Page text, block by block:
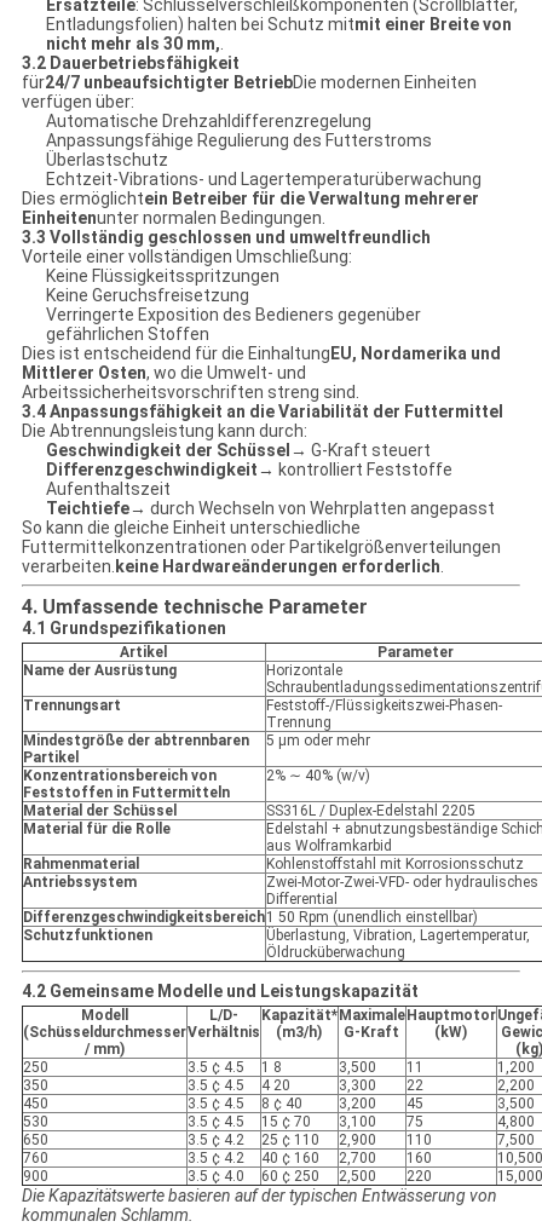
Ersatzteile: Schlüsselverschleißkomponenten (Scrollblätter,
Entladungsfolien) halten bei Schutz mitmit einer Breite von
nicht mehr als 30 mm,.
3.2 Dauerbetriebsfähigkeit
für24/7 unbeaufsichtigter BetriebDie modernen Einheiten
verfügen über:
Automatische Drehzahldifferenzregelung
Anpassungsfähige Regulierung des Futterstroms
Überlastschutz
Echtzeit-Vibrations- und Lagertemperaturüberwachung
Dies ermöglichtein Betreiber für die Verwaltung mehrerer
Einheitenunter normalen Bedingungen.
3.3 Vollständig geschlossen und umweltfreundlich
Vorteile einer vollständigen Umschließung:
Keine Flüssigkeitsspritzungen
Keine Geruchsfreisetzung
Verringerte Exposition des Bedieners gegenüber
gefährlichen Stoffen
Dies ist entscheidend für die Einhaltung EU, Nordamerika und
Mittlerer Osten, wo die Umwelt- und
Arbeitssicherheitsvorschriften streng sind.
3.4 Anpassungsfähigkeit an die Variabilität der Futtermittel
Die Abtrennungsleistung kann durch:
Geschwindigkeit der Schüssel → G-Kraft steuert
Differenzgeschwindigkeit→ kontrolliert Feststoffe
Aufenthaltszeit
Teichtiefe→ durch Wechseln von Wehrplatten angepasst
So kann die gleiche Einheit unterschiedliche
Futtermittelkonzentrationen oder Partikelgrößenverteilungen
verarbeiten. keine Hardwareänderungen erforderlich.
4. Umfassende technische Parameter
4.1 Grundspezifikationen
Artikel
Parameter
Name der Ausrüstung
Horizontale
Trennungsart
Feststoff-/Flüssigkeitszwei-Phasen-
Trennung
Mindestgröße der abtrennbaren
Partikel
5 μm oder mehr
Konzentrationsbereich von
Feststoffen in Futtermitteln
2% ∼ 40% (w/v)
Material der Schüssel
SS316L / Duplex-Edelstahl 2205
Material für die Rolle
Edelstahl + abnutzungsbeständige
aus Wolframkarbid
Rahmenmaterial
Kohlenstoffstahl mit Korrosionsschutz
Antriebssystem
Zwei-Motor-Zwei-VFD- oder hydraulisches
Differential
Differenzgeschwindigkeitsbereich1 50 Rpm (unendlich einstellbar)
Schutzfunktionen
Überlastung, Vibration, Lagertemperatur,
Öldrucküberwachung
4.2 Gemeinsame Modelle und Leistungskapazität
Modell
(Schüsseldurchmesser
/ mm)
L/D-
Verhältnis
Kapazität*
(m3/h)
Maximale
G-Kraft
Hauptmotor
(kW)
250
3.5 ¢ 4.5 1 8 3,500 11
1,200
350
3.5 ¢ 4.5 4 20 3,300 22
2,200
450
3.5 ¢ 4.5 8 ¢ 40 3,200 45
3,500
530
3.5 ¢ 4.5 15 ¢ 70 3,100 75
4,800
650
3.5 ¢ 4.2 25 ¢ 110 2,900 110
7,500
760
3.5 ¢ 4.2 40 ¢ 160 2,700 160
10,500
900
3.5 ¢ 4.0 60 ¢ 250 2,500 220 15,000
Die Kapazitätswerte basieren auf der typischen Entwässerung von
kommunalen Schlamm.